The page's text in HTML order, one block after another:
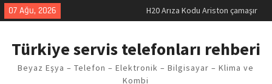
Skip
to
07 Ağu, 2026
LG kombi E2 Arızası Çözümü
Vaillant çamaşır makinesi E03
Arıza Kodu
Ferroli klima E3 Arızası Çözümü
Türkiye servis telefonları rehberi
Beyaz Eşya – Telefon – Elektronik – Bilgisayar – Klima ve
Kombi